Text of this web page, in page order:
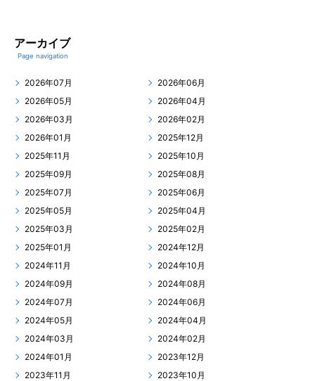
アーカイブ
Page navigation
2026年07月
2026年06月
2026年05月
2026年04月
2026年03月
2026年02月
2026年01月
2025年12月
2025年11月
2025年10月
2025年09月
2025年08月
2025年07月
2025年06月
2025年05月
2025年04月
2025年03月
2025年02月
2025年01月
2024年12月
2024年11月
2024年10月
2024年09月
2024年08月
2024年07月
2024年06月
2024年05月
2024年04月
2024年03月
2024年02月
2024年01月
2023年12月
2023年11月
2023年10月